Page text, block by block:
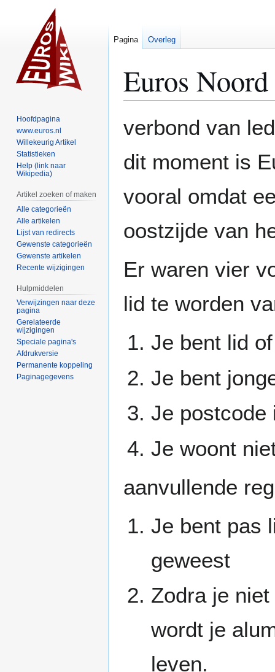
Euros Noord
navigatie
zoeken
verbond van
dit moment is
vooral omdat
oostzijde van
Er waren vier
lid te worden
Je bent lid
Je bent
Je postcode
Je woont
aanvullende
Je bent pas
geweest
Zodra je
wordt je
leven.
Pagina Overleg
Hoofdpagina
www.euros.nl
Willekeurig Artikel
Statistieken
Help (link naar
Wikipedia)
Artikel zoeken of maken
Alle categorieën
Alle artikelen
Lijst van redirects
Gewenste categorieën
Gewenste artikelen
Recente wijzigingen
Hulpmiddelen
Verwijzingen naar deze
pagina
Gerelateerde
wijzigingen
Speciale pagina's
Afdrukversie
Permanente koppeling
Paginagegevens